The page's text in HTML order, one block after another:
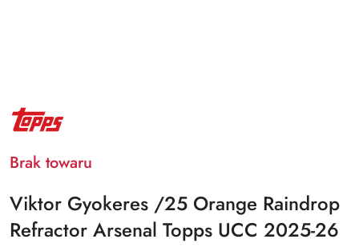
NAZWA
PRODUCENTA:
TOPPS
Brak towaru
Viktor Gyokeres /25 Orange Raindrop
Refractor Arsenal Topps UCC 2025-26